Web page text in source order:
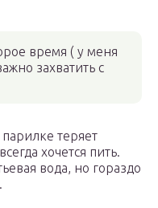
время ( у меня
захватить с
теряет
хочется пить.
вода, но гораздо